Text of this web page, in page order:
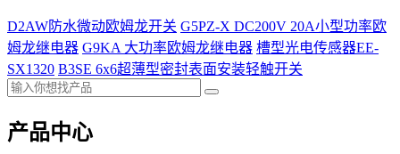
D2AW防水微动欧姆龙开关 G5PZ-X DC200V 20A小型功率欧
姆龙继电器 G9KA 大功率欧姆龙继电器 槽型光电传感器EE-
SX1320 B3SE 6x6超薄型密封表面安装轻触开关
产品中心